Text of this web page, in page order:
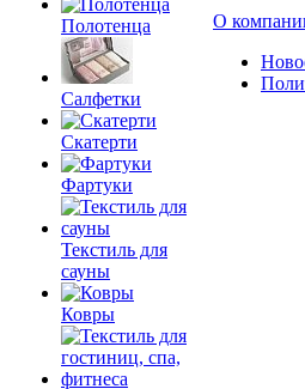
Полотенца
Салфетки
Скатерти
Фартуки
Текстиль для
сауны
Ковры
О